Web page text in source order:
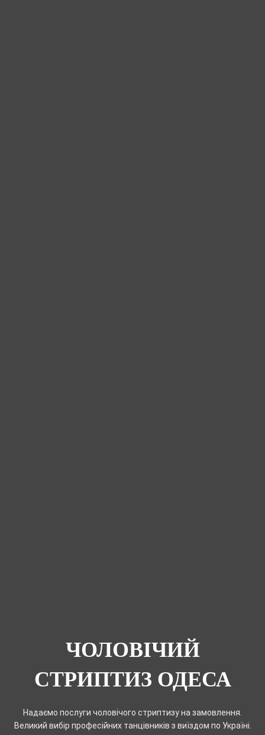
ЧОЛОВІЧИЙ
СТРИПТИЗ ОДЕСА
Надаємо послуги чоловічого стриптизу на замовлення.
Великий вибір професійних танцівників з виїздом по Україні.